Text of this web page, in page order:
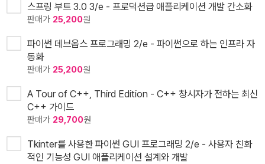
스프링 부트 3.0 3/e - 프로덕션급 애플리케이션 개발 간소화
판매가 25,200원
파이썬 데브옵스 프로그래밍 2/e - 파이썬으로 하는 인프라 자
동화
판매가 25,200원
A Tour of C++, Third Edition - C++ 창시자가 전하는 최신
C++ 가이드
판매가 29,700원
Tkinter를 사용한 파이썬 GUI 프로그래밍 2/e - 사용자 친화
적인 기능성 GUI 애플리케이션 설계와 개발